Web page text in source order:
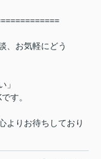
、お気軽にどう
」
す。
よりお待ちしており